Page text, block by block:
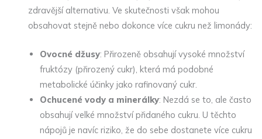
zdravější alternativu. Ve skutečnosti však mohou
obsahovat stejně nebo dokonce více cukru než limonády:
Ovocné džusy: Přirozeně obsahují vysoké množství
fruktózy (přirozený cukr), která má podobné
metabolické účinky jako rafinovaný cukr.
Ochucené vody a minerálky: Nezdá se to, ale často
obsahují velké množství přidaného cukru. U těchto
nápojů je navíc riziko, že do sebe dostanete více cukru